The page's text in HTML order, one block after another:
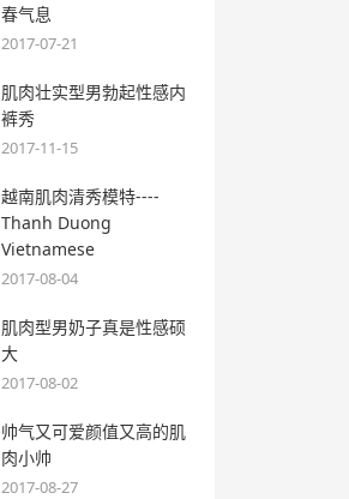
春气息
2017-07-21
肌肉壮实型男勃起性感内
裤秀
2017-11-15
越南肌肉清秀模特----
Thanh Duong
Vietnamese
2017-08-04
肌肉型男奶子真是性感硕
大
2017-08-02
帅气又可爱颜值又高的肌
肉小帅
2017-08-27